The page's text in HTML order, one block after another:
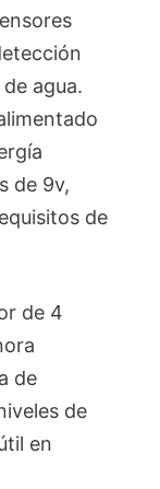
agua.
de 9v,
de
de 4
de
de
en